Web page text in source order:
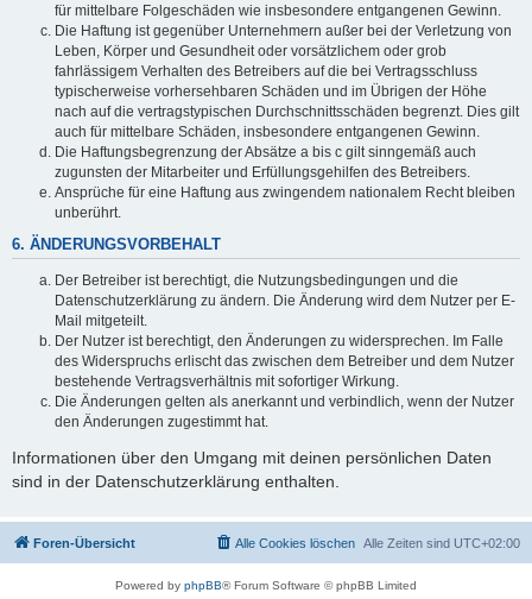
für mittelbare Folgeschäden wie insbesondere entgangenen Gewinn.
Die Haftung ist gegenüber Unternehmern außer bei der Verletzung von
Leben, Körper und Gesundheit oder vorsätzlichem oder grob
fahrlässigem Verhalten des Betreibers auf die bei Vertragsschluss
typischerweise vorhersehbaren Schäden und im Übrigen der Höhe
nach auf die vertragstypischen Durchschnittsschäden begrenzt. Dies gilt
auch für mittelbare Schäden, insbesondere entgangenen Gewinn.
Die Haftungsbegrenzung der Absätze a bis c gilt sinngemäß auch
zugunsten der Mitarbeiter und Erfüllungsgehilfen des Betreibers.
Ansprüche für eine Haftung aus zwingendem nationalem Recht bleiben
unberührt.
6. ÄNDERUNGSVORBEHALT
Der Betreiber ist berechtigt, die Nutzungsbedingungen und die
Datenschutzerklärung zu ändern. Die Änderung wird dem Nutzer per E-
Mail mitgeteilt.
Der Nutzer ist berechtigt, den Änderungen zu widersprechen. Im Falle
des Widerspruchs erlischt das zwischen dem Betreiber und dem Nutzer
bestehende Vertragsverhältnis mit sofortiger Wirkung.
Die Änderungen gelten als anerkannt und verbindlich, wenn der Nutzer
den Änderungen zugestimmt hat.
Informationen über den Umgang mit deinen persönlichen Daten
sind in der Datenschutzerklärung enthalten.
Foren-Übersicht Alle Zeiten sind UTC+02:00
Alle Cookies löschen
Powered by phpBB® Forum Software © phpBB Limited